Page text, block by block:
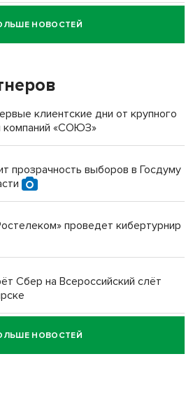
водителя за смерть
в новосибирском селе лошади
с женой вошли в топ-16
НОВОСТЕЙ
клиентские дни от крупного
компаний «СОЮЗ»
прозрачность выборов в Госдуму
проведет кибертурнир
Сбер на Всероссийский слёт
обеспечит
ЕДГ в Новосибирской
НОВОСТЕЙ